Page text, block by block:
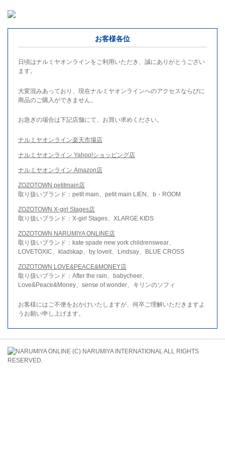
お客様各位
日頃はナルミヤオンラインをご利用いただき、誠にありがとうござい
ます。
大変混みあっており、現在ナルミヤオンラインへのアクセスならびに
商品のご購入ができません。
お急ぎの場合は下記店舗にて、お買い求めください。
ナルミヤオンライン楽天市場店
ナルミヤオンライン Yahoo!ショッピング店
ナルミヤオンライン Amazon店
ZOZOTOWN petitmain店
取り扱いブランド：petit main、petit main LIEN、b・ROOM
ZOZOTOWN X-girl Stages店
取り扱いブランド：X-girl Stages、XLARGE KIDS
ZOZOTOWN NARUMIYA ONLINE店
取り扱いブランド：kate spade new york childrenswear、
LOVETOXIC、kladskap、by loveit、Lindsay、BLUE CROSS
ZOZOTOWN LOVE&PEACE&MONEY店
取り扱いブランド：After the rain、babycheer、
Love&Peace&Money、sense of wonder、キリンのソフィ
お客様にはご不便をおかけいたしますが、何卒ご理解いただきますよ
うお願い申し上げます。